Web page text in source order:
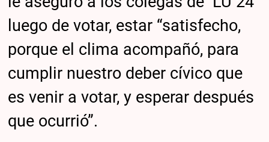
luego de votar, estar “satisfecho,
porque el clima acompañó, para
cumplir nuestro deber cívico que
es venir a votar, y esperar después
que ocurrió”.